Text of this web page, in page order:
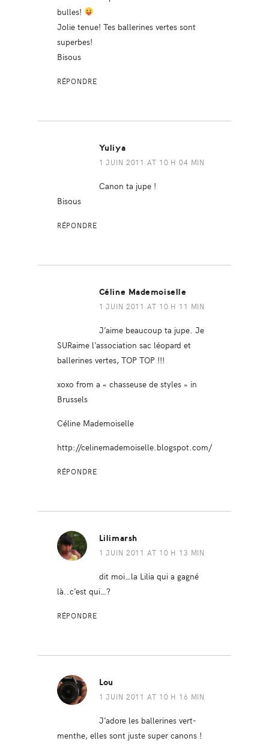
bulles!
Jolie tenue! Tes ballerines vertes sont
superbes!
Bisous
RÉPONDRE
Yuliya
1 JUIN 2011 AT 10 H 04 MIN
Canon ta jupe !
Bisous
RÉPONDRE
Céline Mademoiselle
1 JUIN 2011 AT 10 H 11 MIN
J’aime beaucoup ta jupe. Je
SURaime l’association sac léopard et
ballerines vertes, TOP TOP !!!
xoxo from a « chasseuse de styles » in
Brussels
Céline Mademoiselle
http://celinemademoiselle.blogspot.com/
RÉPONDRE
Lilimarsh
1 JUIN 2011 AT 10 H 13 MIN
dit moi…la Lilia qui a gagné
là..c’est qui…?
RÉPONDRE
Lou
1 JUIN 2011 AT 10 H 16 MIN
J’adore les ballerines vert-
menthe, elles sont juste super canons !